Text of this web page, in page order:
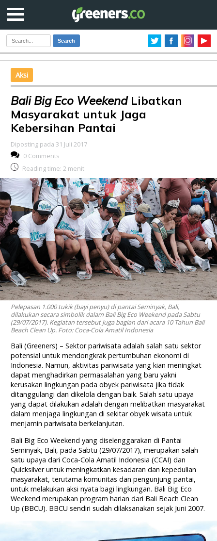
Search
Aksi
Bali Big Eco WeekendLibatkan
Masyarakat untuk Jaga
Kebersihan Pantai
Diposting pada 31 Juli 2017
0 Comments
Reading time: 2 menit
Pelepasan 1.000 tukik (bayi penyu) di pantai Seminyak, Bali,
dilakukan secara simbolik dalam Bali Big Eco Weekend pada Sabtu
(29/07/2017). Kegiatan tersebut juga bagian dari acara 10 Tahun Bali
Beach Clean Up. Foto: Coca-Cola Amatil Indonesia
Bali (Greeners) – Sektor pariwisata adalah salah satu sektor
potensial untuk mendongkrak pertumbuhan ekonomi di
Indonesia. Namun, aktivitas pariwisata yang kian meningkat
dapat menghadirkan permasalahan yang baru yakni
kerusakan lingkungan pada obyek pariwisata jika tidak
ditanggulangi dan dikelola dengan baik. Salah satu upaya
yang dapat dilakukan adalah dengan melibatkan masyarakat
dalam menjaga lingkungan di sekitar obyek wisata untuk
menjamin pariwisata berkelanjutan.
Bali Big Eco Weekend yang diselenggarakan di Pantai
Seminyak, Bali, pada Sabtu (29/07/2017), merupakan salah
satu upaya dari Coca-Cola Amatil Indonesia (CCAI) dan
Quicksilver untuk meningkatkan kesadaran dan kepedulian
masyarakat, terutama komunitas dan pengunjung pantai,
untuk melakukan aksi nyata bagi lingkungan. Bali Big Eco
Weekend merupakan program harian dari Bali Beach Clean
Up (BBCU). BBCU sendiri sudah dilaksanakan sejak Juni 2007.